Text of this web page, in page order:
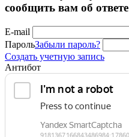
сообщить вам об ответе
E-mail
ПарольЗабыли пароль?
Создать учетную запись
Антибот